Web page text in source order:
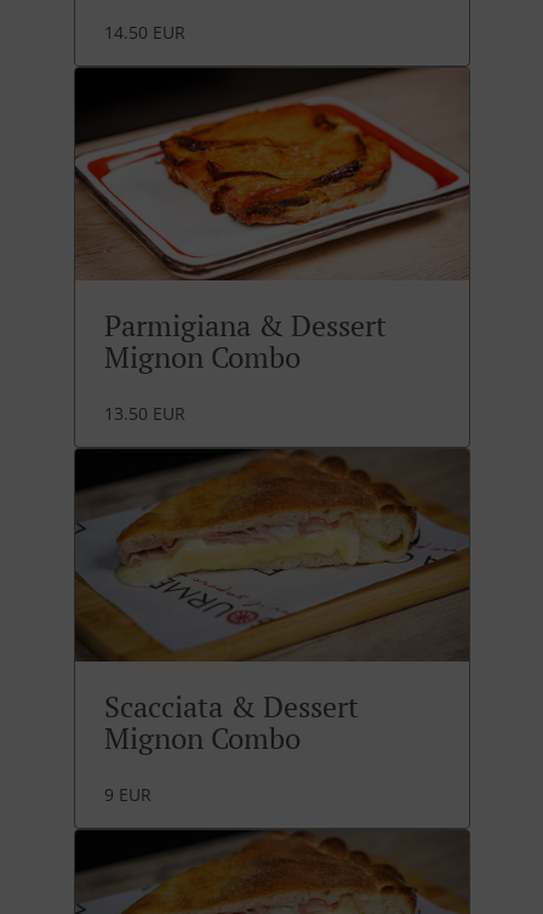
14.50 EUR
Parmigiana & Dessert
Mignon Combo
13.50 EUR
Scacciata & Dessert
Mignon Combo
9 EUR